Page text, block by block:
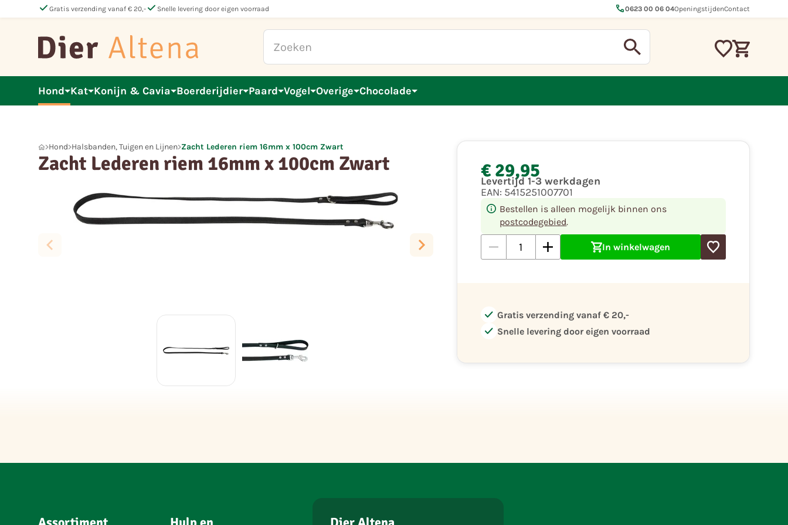
check Gratis verzending vanaf € 20,-check Snelle levering door eigen voorraad call0623 00 06 04OpeningstijdenContact
Hond Kat Konijn & Cavia Boerderijdier Paard Vogel Overige Chocolade
Hond Halsbanden, Tuigen en Lijnen Zacht Lederen riem 16mm x 100cm Zwart
Zacht Lederen riem 16mm x 100cm Zwart € 29,95
Levertijd 1-3 werkdagen
EAN: 5415251007701
Bestellen is alleen mogelijk binnen ons
postcodegebied.
In winkelwagen
check Gratis verzending vanaf € 20,-
check Snelle levering door eigen voorraad